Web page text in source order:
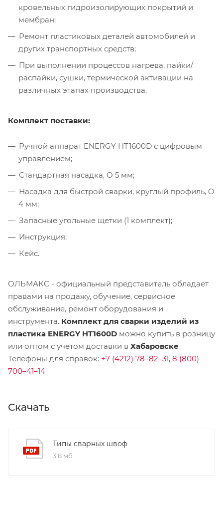
кровельных гидроизолирующих покрытий и
мембран;
Ремонт пластиковых деталей автомобилей и
других транспортных средств;
При выполнении процессов нагрева, пайки/
распайки, сушки, термической активации на
различных этапах производства.
Комплект поставки:
Ручной аппарат ENERGY HT1600D с цифровым
управлением;
Стандартная насадка, O 5 мм;
Насадка для быстрой сварки, круглый профиль, O
4 мм;
Запасные угольные щетки (1 комплект);
Инструкция;
Кейс.
ОЛЬМАКС - официальный представитель обладает
правами на продажу, обучение, сервисное
обслуживание, ремонт оборудования и
инструмента. Комплект для сварки изделий из
пластика ENERGY HT1600D можно купить в розницу
или оптом с учетом доставки в Хабаровске
Телефоны для справок: +7 (4212) 78–82–31, 8 (800)
700–41–14
Скачать
Типы сварных швоф
3,8 мб